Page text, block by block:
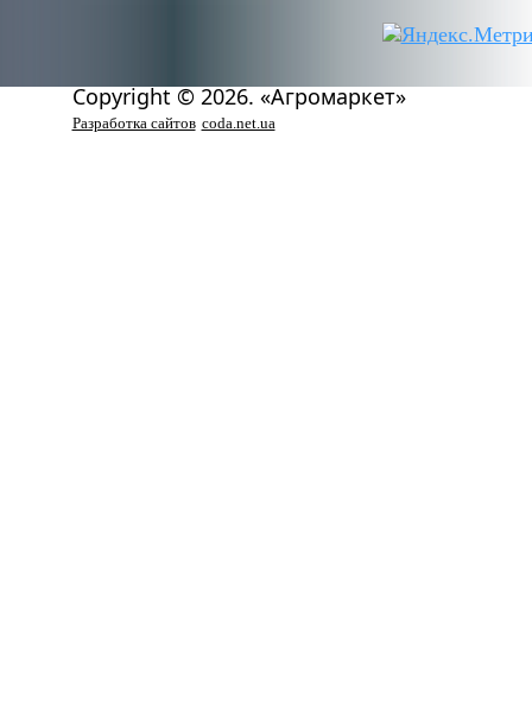
Copyright © 2026. «Агромаркет»
Разработка сайтов coda.net.ua